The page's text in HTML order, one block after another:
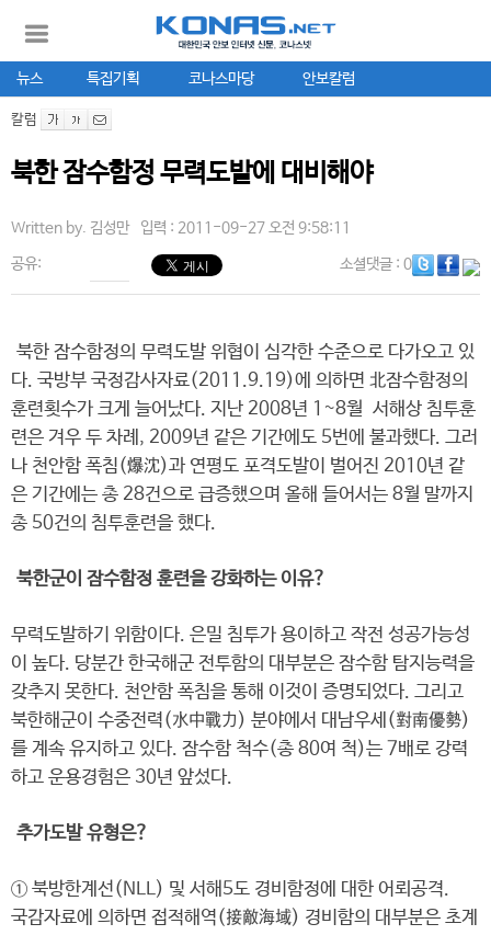
뉴스 특집기획 코나스마당 안보칼럼
칼럼
북한 잠수함정 무력도발에 대비해야
Written by. 김성만 입력 : 2011-09-27 오전 9:58:11
공유: 소셜댓글: 0
북한 잠수함정의 무력도발 위협이 심각한 수준으로 다가오고 있
다. 국방부 국정감사자료(2011.9.19)에 의하면 北잠수함정의
훈련횟수가 크게 늘어났다. 지난 2008년 1~8월 서해상 침투훈
련은 겨우 두 차례, 2009년 같은 기간에도 5번에 불과했다. 그러
나 천안함 폭침(爆沈)과 연평도 포격도발이 벌어진 2010년 같
은 기간에는 총 28건으로 급증했으며 올해 들어서는 8월 말까지
총 50건의 침투훈련을 했다.
북한군이 잠수함정 훈련을 강화하는 이유?
무력도발하기 위함이다. 은밀 침투가 용이하고 작전 성공가능성
이 높다. 당분간 한국해군 전투함의 대부분은 잠수함 탐지능력을
갖추지 못한다. 천안함 폭침을 통해 이것이 증명되었다. 그리고
북한해군이 수중전력(水中戰力) 분야에서 대남우세(對南優勢)
를 계속 유지하고 있다. 잠수함 척수(총 80여 척)는 7배로 강력
하고 운용경험은 30년 앞섰다.
추가도발 유형은?
① 북방한계선(NLL) 및 서해5도 경비함정에 대한 어뢰공격.
국감자료에 의하면 접적해역(接敵海域) 경비함의 대부분은 초계